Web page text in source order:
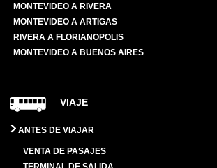
MONTEVIDEO A RIVERA
MONTEVIDEO A ARTIGAS
RIVERA A FLORIANOPOLIS
MONTEVIDEO A BUENOS AIRES
VIAJE
ANTES DE VIAJAR
VENTA DE PASAJES